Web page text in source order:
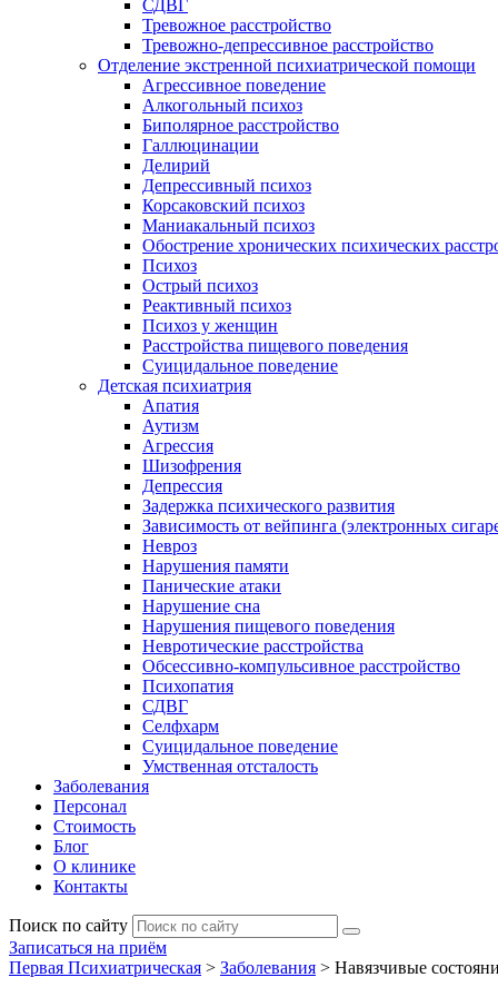
СДВГ
Тревожное расстройство
Тревожно-депрессивное расстройство
Отделение экстренной психиатрической помощи
Агрессивное поведение
Алкогольный психоз
Биполярное расстройство
Галлюцинации
Делирий
Депрессивный психоз
Корсаковский психоз
Маниакальный психоз
Обострение хронических психических
Психоз
Острый психоз
Реактивный психоз
Психоз у женщин
Расстройства пищевого поведения
Суицидальное поведение
Детская психиатрия
Апатия
Аутизм
Агрессия
Шизофрения
Депрессия
Задержка психического развития
Зависимость от вейпинга (электронных
Невроз
Нарушения памяти
Панические атаки
Нарушение сна
Нарушения пищевого поведения
Невротические расстройства
Обсессивно-компульсивное расстройство
Психопатия
СДВГ
Селфхарм
Суицидальное поведение
Умственная отсталость
Заболевания
Персонал
Стоимость
Блог
О клинике
Контакты
Поиск по сайту
Записаться на приём
Первая Психиатрическая > Заболевания > Навязчивые